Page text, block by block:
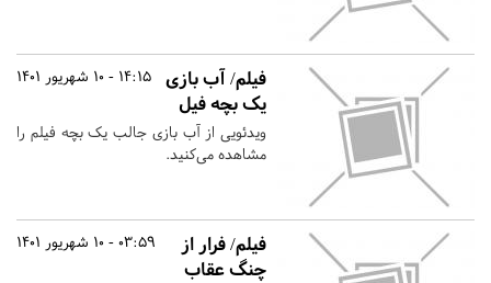
14:15 - 10 شهریور 1401
فیلم/ آب بازی
یک بچه فیل
ویدئویی از آب بازی جالب یک بچه فیلم را
مشاهده می‌کنید.
03:59 - 10 شهریور 1401
فیلم/ فرار از
چنگ عقاب